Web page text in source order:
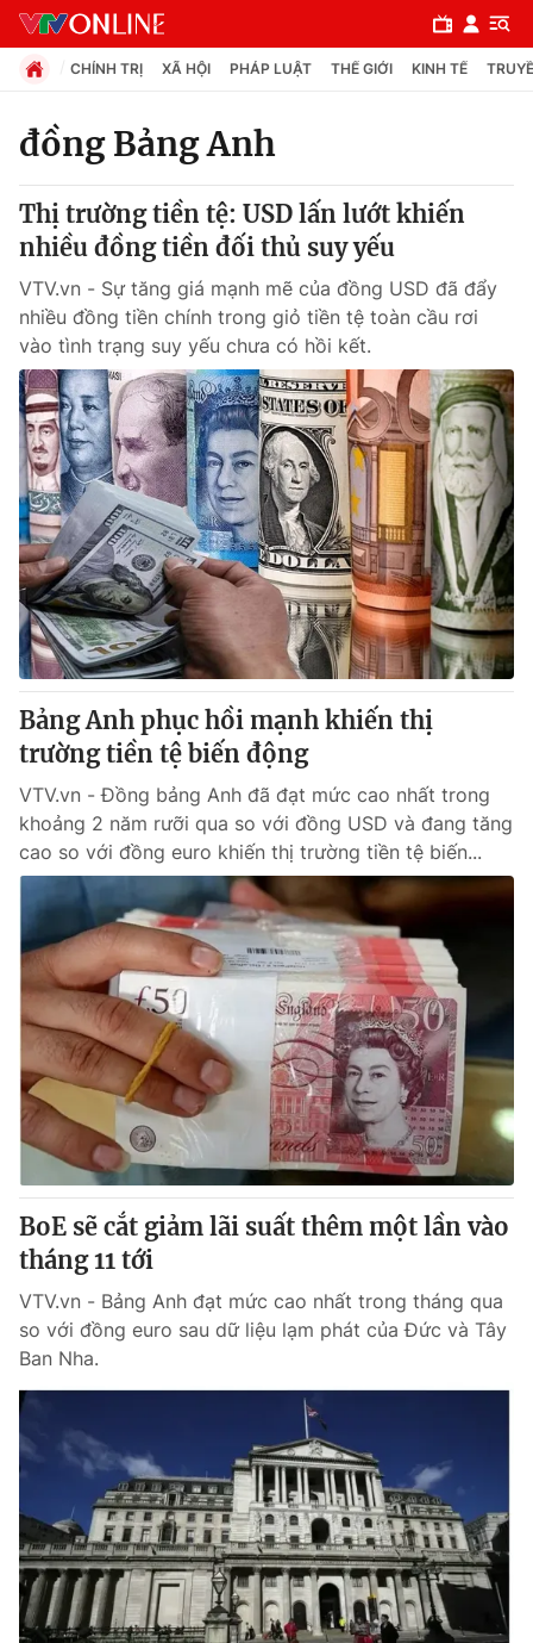
Chuyên mục
Chính trị
Xã hội
Pháp luật
Y tế
Thế giới
Tin tức
Thế giới đó đây
Câu chuyện quốc tế
Kinh tế
Tài chính
Thị trường
Góc doanh nghiệp
Dữ liệu và đời sống
Truyền hình
Phim VTV
Hậu trường
Nhân vật
Khán giả
Giải sao mai
Giải trí
Điện ảnh
Âm nhạc
Sao
Đời sống
Du lịch
Làm đẹp
Chất lượng cuộc sống
Giáo dục
Tuyển sinh
Học trực tuyến
Công nghệ
Hitech Công nghệ tương lai
Sản phẩm
Thị trường
Tư vấn
Giao lưu trực tuyến
Lịch phát sóng
Chuyên mục khác
Emagazine
Photo Infographic
Video Shorts video
VTV Money VTV Thể thao
VTV Sức khoẻ Bất động sản
Thị trường 24h Tấm lòng Việt
CHÍNH TRỊ XÃ HỘI PHÁP LUẬT THẾ GIỚI KINH TẾ
đồng Bảng Anh
Thị trường tiền tệ: USD lấn lướt khiến
nhiều đồng tiền đối thủ suy yếu
VTV.vn - Sự tăng giá mạnh mẽ của đồng USD đã đẩy
nhiều đồng tiền chính trong giỏ tiền tệ toàn cầu rơi
vào tình trạng suy yếu chưa có hồi kết.
Bảng Anh phục hồi mạnh khiến thị
trường tiền tệ biến động
VTV.vn - Đồng bảng Anh đã đạt mức cao nhất trong
khoảng 2 năm rưỡi qua so với đồng USD và đang tăng
cao so với đồng euro khiến thị trường tiền tệ biến...
BoE sẽ cắt giảm lãi suất thêm một lần vào
tháng 11 tới
VTV.vn - Bảng Anh đạt mức cao nhất trong tháng qua
so với đồng euro sau dữ liệu lạm phát của Đức và Tây
Ban Nha.